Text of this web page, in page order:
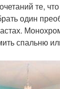
те,
один
спальню